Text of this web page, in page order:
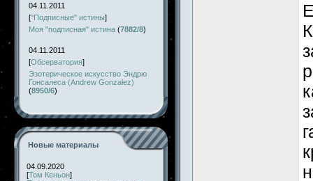
04.11.2011
["Подписные" истины]
Моя "подписная" истина (7882/8)
04.11.2011
[Обсерватория]
Эзотерическое искусство Эндрю
Гонсалеса (Andrew Gonzalez)
(8950/6)
Новые материалы
04.09.2020
[Том Кеньон]